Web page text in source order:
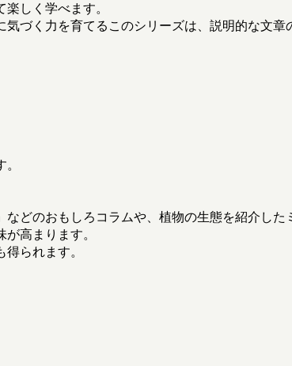
しく学べます。
づく力を育てるこのシリーズは、説明的な文章
どのおもしろコラムや、植物の生態を紹介した
高まります。
られます。